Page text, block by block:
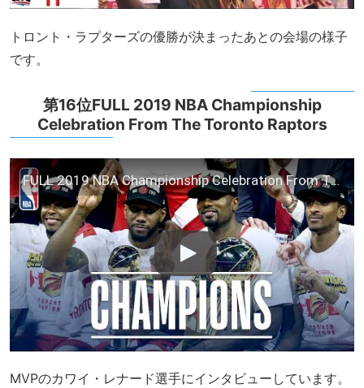
トロント・ラプターズの優勝が決まったあとの会場の様子
です。
第16位FULL 2019 NBA Championship
Celebration From The Toronto Raptors
FULL 2019 NBA Championship Celebration From The Toronto Raptors
MVPのカワイ・レナード選手にインタビューしています。